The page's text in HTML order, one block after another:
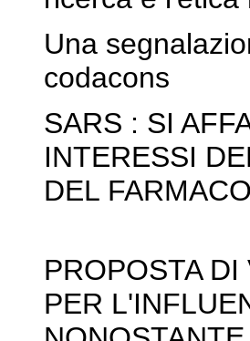
Una
codacons
SARS : SI
INTERESSI
DEL
PROPOSTA
PER